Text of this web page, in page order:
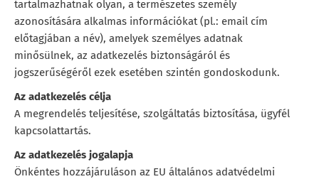
tartalmazhatnak olyan, a természetes személy
azonosítására alkalmas információkat (pl.: email cím
előtagjában a név), amelyek személyes adatnak
minősülnek, az adatkezelés biztonságáról és
jogszerűségéről ezek esetében szintén gondoskodunk.
Az adatkezelés célja
A megrendelés teljesítése, szolgáltatás biztosítása, ügyfél
kapcsolattartás.
Az adatkezelés jogalapja
Önkéntes hozzájáruláson az EU általános adatvédelmi